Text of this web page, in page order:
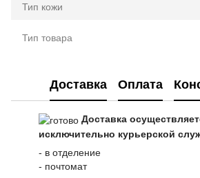
Тип кожи
Тип товара
Доставка Оплата
Доставка
исключительно курьерской
- в отделение
- почтомат